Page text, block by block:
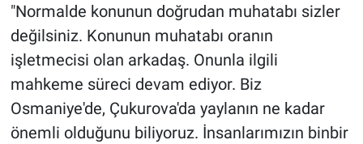
"Normalde konunun doğrudan muhatabı sizler
değilsiniz. Konunun muhatabı oranın
işletmecisi olan arkadaş. Onunla ilgili
mahkeme süreci devam ediyor. Biz
Osmaniye'de, Çukurova'da yaylanın ne kadar
önemli olduğunu biliyoruz. İnsanlarımızın binbir